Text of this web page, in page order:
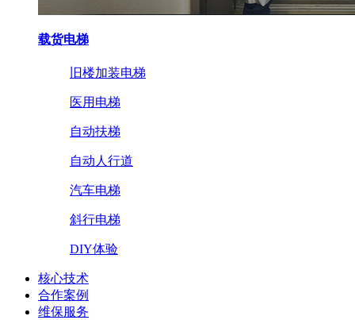
载货电梯
旧楼加装电梯
医用电梯
自动扶梯
自动人行道
汽车电梯
斜行电梯
DIY体验
核心技术
合作案例
维保服务